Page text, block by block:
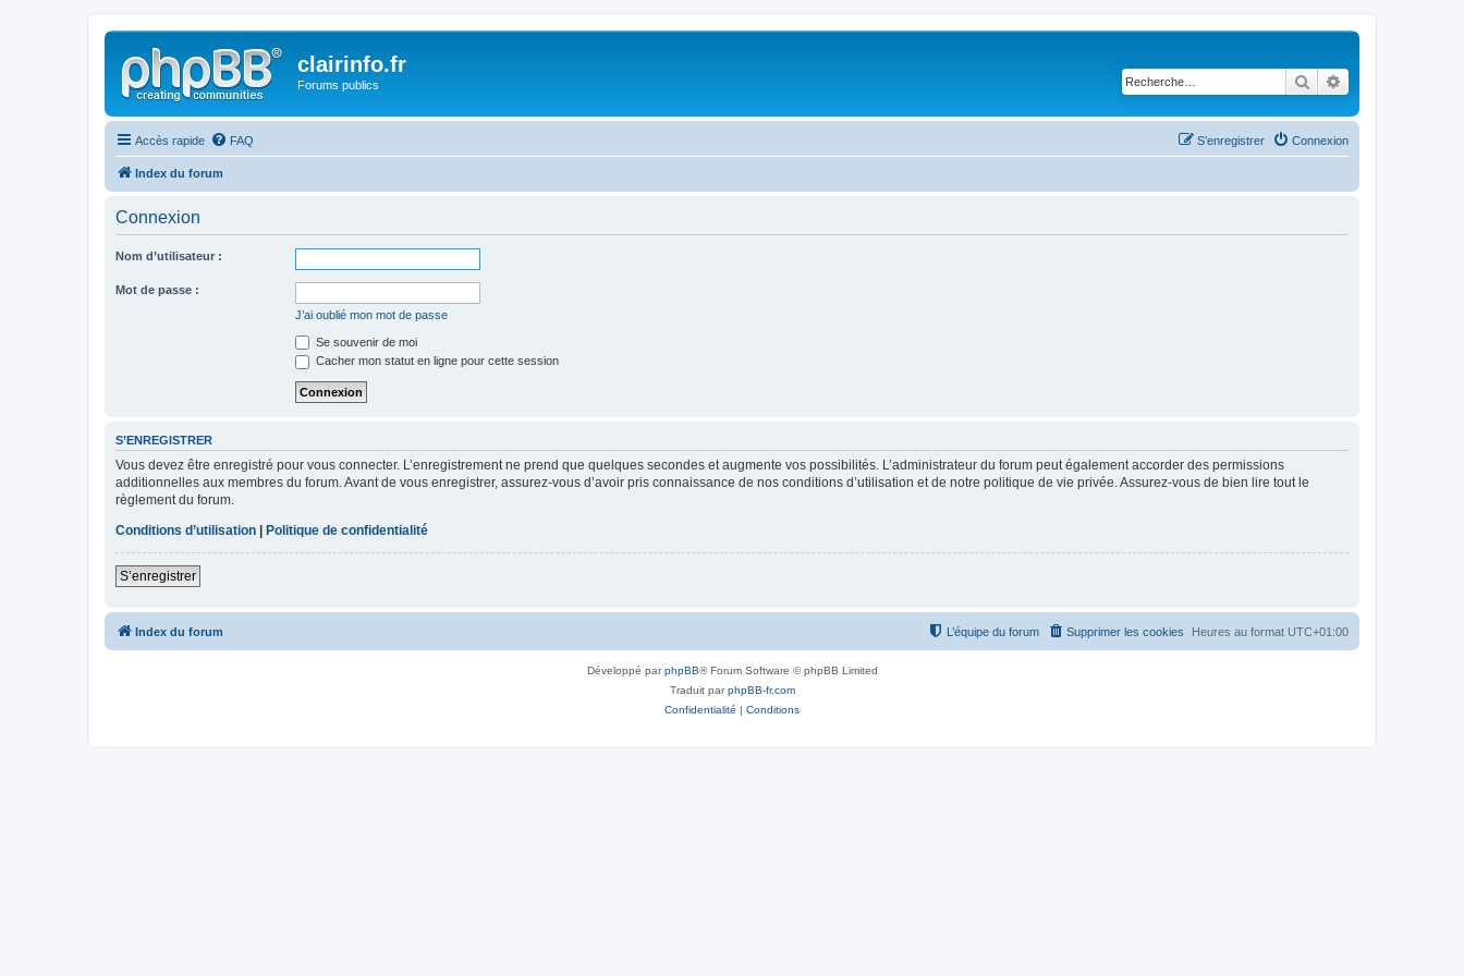
clairinfo.fr
Forums publics Rechercher
Accès rapide FAQ Connexion
S’enregistrer
Index du forum
Connexion
Nom d’utilisateur :
Mot de passe :
J’ai oublié mon mot de passe
Se souvenir de moi
Cacher mon statut en ligne pour cette session
S’ENREGISTRER
Vous devez être enregistré pour vous connecter. L’enregistrement ne prend que quelques secondes et augmente vos possibilités. L’administrateur du forum peut également accorder des permissions
additionnelles aux membres du forum. Avant de vous enregistrer, assurez-vous d’avoir pris connaissance de nos conditions d’utilisation et de notre politique de vie privée. Assurez-vous de bien lire tout le
règlement du forum.
Conditions d’utilisation
Politique de confidentialité
S’enregistrer
Index du forum Heures au format UTC+01:00
Supprimer les cookies
L’équipe du forum
Développé parphpBB® Forum Software © phpBB Limited
Traduit parphpBB-fr.com
Confidentialité | Conditions